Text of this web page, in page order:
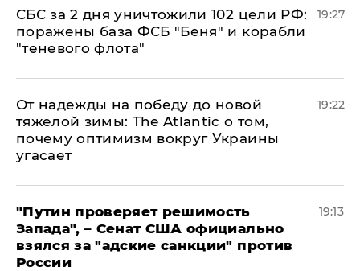
СБС за 2 дня уничтожили 102 цели РФ:
поражены база ФСБ "Беня" и корабли
"теневого флота"
19:27
От надежды на победу до новой
тяжелой зимы: The Atlantic о том,
почему оптимизм вокруг Украины
угасает
19:22
"Путин проверяет решимость
Запада", – Сенат США официально
взялся за "адские санкции" против
России
19:13